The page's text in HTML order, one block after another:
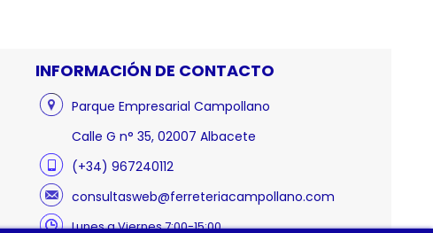
INFORMACIÓN DE CONTACTO
Parque Empresarial Campollano
Calle G n° 35, 02007 Albacete
(+34) 967240112
consultasweb@ferreteriacampollano.com
Lunes a Viernes 7:00-15:00